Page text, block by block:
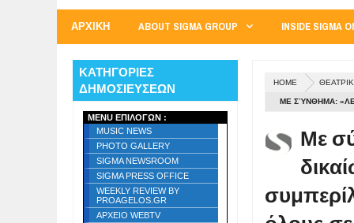
ΑΡΧΙΚΗ ABOUT SIGMA GROUP INSIDE SIGMA
HOME
ΜΕ ΣΎΝΘΗΜΑ:
ΔΌΣΗ)Με
ΚΑΤΗΓΟΡΙΕΣ
ΔΗΜΟΣΙΕΥΣΕΩΝ
MENU ΕΠΙΛΟΓΩΝ :
MUSIC NEWS
PHOTO GALLERY
SIGMA NEWSROOM
SIGMA PRESS OFFICE
WEEKLY REVIEW BY
PROAGELOS.GR
ΑΡΧΕΙΟ WEBTV